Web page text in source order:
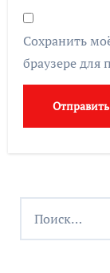
Сохранить
браузере